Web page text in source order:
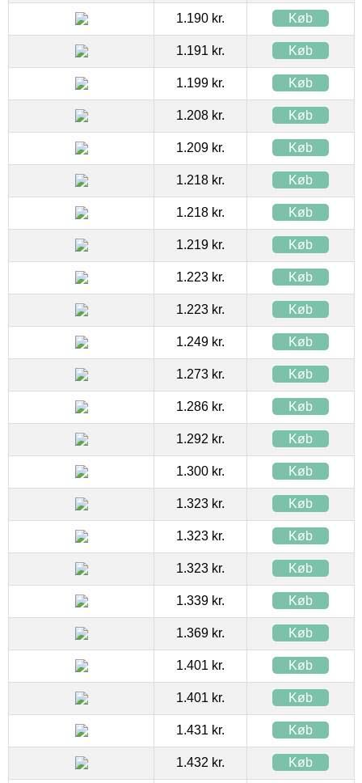
1.190 kr. Køb
1.191 kr. Køb
1.199 kr. Køb
1.208 kr. Køb
1.209 kr. Køb
1.218 kr. Køb
1.218 kr. Køb
1.219 kr. Køb
1.223 kr. Køb
1.223 kr. Køb
1.249 kr. Køb
1.273 kr. Køb
1.286 kr. Køb
1.292 kr. Køb
1.300 kr. Køb
1.323 kr. Køb
1.323 kr. Køb
1.323 kr. Køb
1.339 kr. Køb
1.369 kr. Køb
1.401 kr. Køb
1.401 kr. Køb
1.431 kr. Køb
1.432 kr. Køb